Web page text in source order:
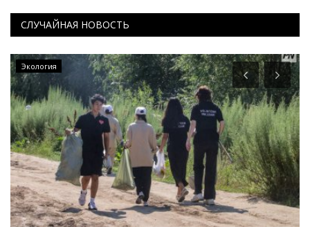
СЛУЧАЙНАЯ НОВОСТЬ
Экология